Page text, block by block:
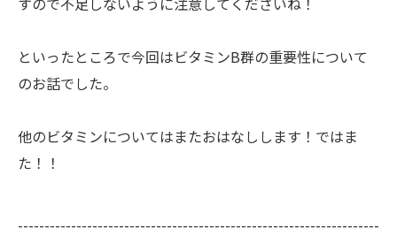
といったところで今回はビタミンB群の重要性について
のお話でした。
他のビタミンについてはまたおはなしします！ではま
た！！
--------------------------------------------------------------------